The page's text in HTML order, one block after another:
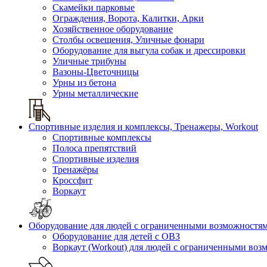
Скамейки парковые
Ограждения, Ворота, Калитки, Арки
Хозяйственное оборудование
Столбы освещения, Уличные фонари
Оборудование для выгула собак и дрессировки
Уличные трибуны
Вазоны-Цветочницы
Урны из бетона
Урны металлические
Спортивные изделия и комплексы, Тренажеры, Workout
Спортивные комплексы
Полоса препятствий
Спортивные изделия
Тренажёры
Кроссфит
Воркаут
Оборудование для людей с ограниченными
Оборудование для детей с ОВЗ
Воркаут (Workout) для людей с ограниченными